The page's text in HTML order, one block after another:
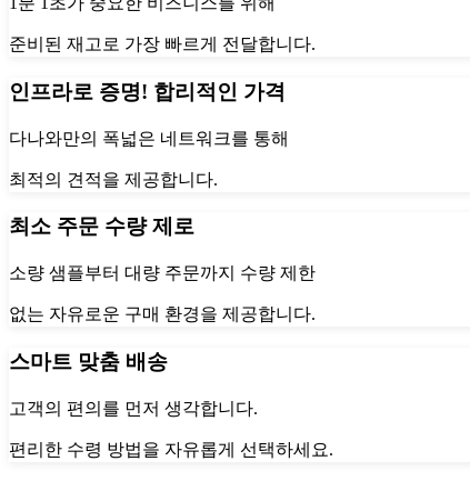
준비된 재고로 가장 빠르게 전달합니다.
인프라로 증명! 합리적인 가격
다나와만의 폭넓은 네트워크를 통해
최적의 견적을 제공합니다.
최소 주문 수량 제로
소량 샘플부터 대량 주문까지 수량 제한
없는 자유로운 구매 환경을 제공합니다.
스마트 맞춤 배송
고객의 편의를 먼저 생각합니다.
편리한 수령 방법을 자유롭게 선택하세요.